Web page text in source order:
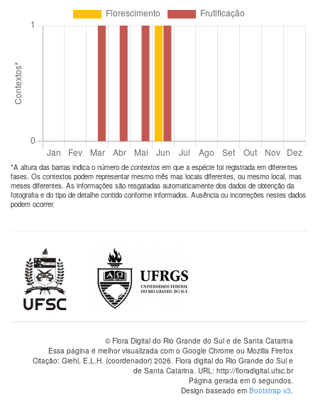
*A altura das barras indica o número de contextos em que a espécie foi registrada em diferentes
fases. Os contextos podem representar mesmo mês mas locais diferentes, ou mesmo local, mas
meses diferentes. As informações são resgatadas automaticamente dos dados de obtenção da
fotografia e do tipo de detalhe contido conforme informados. Ausência ou incorreções nestes dados
podem ocorrer.
© Flora Digital do Rio Grande do Sul e de Santa Catarina
Essa página é melhor visualizada com o Google Chrome ou Mozilla Firefox
Citação: Giehl, E.L.H. (coordenador) 2026. Flora digital do Rio Grande do Sul e
de Santa Catarina. URL: http://floradigital.ufsc.br
Página gerada em 0 segundos.
Design baseado em Bootstrap v3